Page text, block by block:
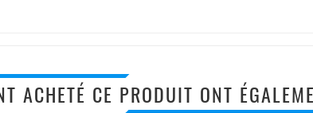
ACHETÉ CE PRODUIT ONT